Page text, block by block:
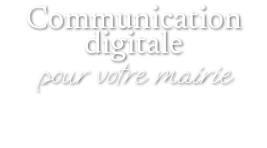
Communication
digitale
pour votre mairie